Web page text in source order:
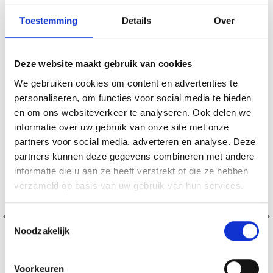
Toestemming Details Over
Deze website maakt gebruik van cookies
We gebruiken cookies om content en advertenties te
personaliseren, om functies voor social media te bieden
en om ons websiteverkeer te analyseren. Ook delen we
informatie over uw gebruik van onze site met onze
partners voor social media, adverteren en analyse. Deze
partners kunnen deze gegevens combineren met andere
informatie die u aan ze heeft verstrekt of die ze hebben
verzameld op basis van uw gebruik van hun services.
Toestemmingsselectie
Noodzakelijk
Voorkeuren
VERGELIJKBAAR MET DIT